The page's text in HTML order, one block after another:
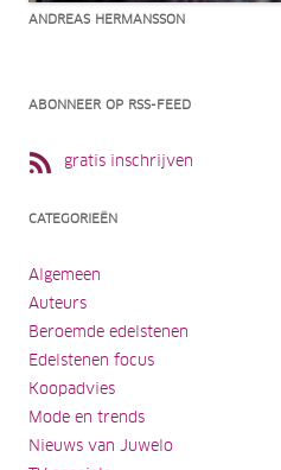
ANDREAS HERMANSSON
ABONNEER OP RSS-FEED
gratis inschrijven
CATEGORIEËN
Algemeen
Auteurs
Beroemde edelstenen
Edelstenen focus
Koopadvies
Mode en trends
Nieuws van Juwelo